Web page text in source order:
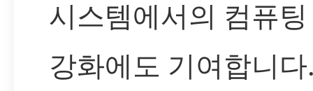
시스템에서의 컴퓨
강화에도 기여합니